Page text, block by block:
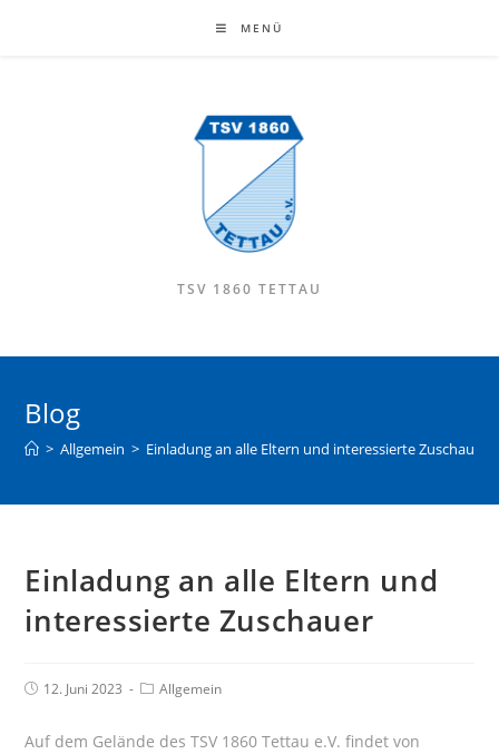
MENÜ
TSV 1860 TETTAU
Blog
> Allgemein > Einladung an alle Eltern und interessierte Zuschauer
Einladung an alle Eltern und
interessierte Zuschauer
12. Juni 2023 Allgemein
Auf dem Gelände des TSV 1860 Tettau e.V. findet von